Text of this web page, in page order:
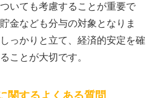
いても考慮することが重要で
金なども分与の対象となりま
っかりと立て、経済的安定を確
ことが大切です。
関するよくある質問